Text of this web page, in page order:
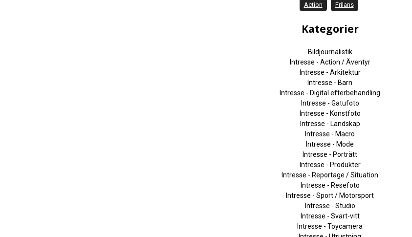
Action Frilans
Kategorier
Bildjournalistik
Intresse - Action / Äventyr
Intresse - Arkitektur
Intresse - Barn
Intresse - Digital efterbehandling
Intresse - Gatufoto
Intresse - Konstfoto
Intresse - Landskap
Intresse - Macro
Intresse - Mode
Intresse - Porträtt
Intresse - Produkter
Intresse - Reportage / Situation
Intresse - Resefoto
Intresse - Sport / Motorsport
Intresse - Studio
Intresse - Svart-vitt
Intresse - Toycamera